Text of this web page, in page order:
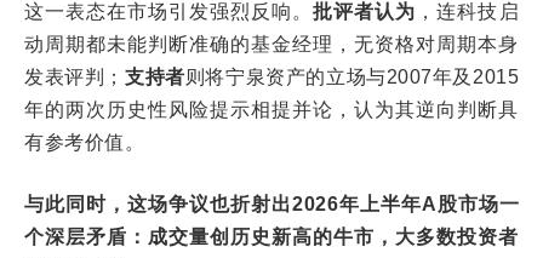
这一表态在市场引发强烈反响。批评者认为 ，连科技启
动周期都未能判断准确的基金经理，无资格对周期本身
发表评判； 支持者则将宁泉资产的立场与2007年及2015
年的两次历史性风险提示相提并论，认为其逆向判断具
有参考价值。
与此同时，这场争议也折射出2026年上半年A股市场一
个深层矛盾：成交量创历史新高的牛市，大多数投资者